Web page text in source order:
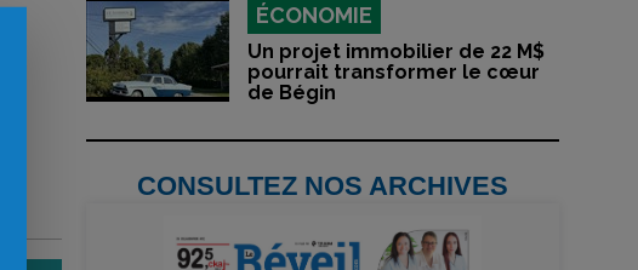
ÉCONOMIE
Un projet immobilier de 22 M$
pourrait transformer le cœur
de Bégin
CONSULTEZ NOS ARCHIVES